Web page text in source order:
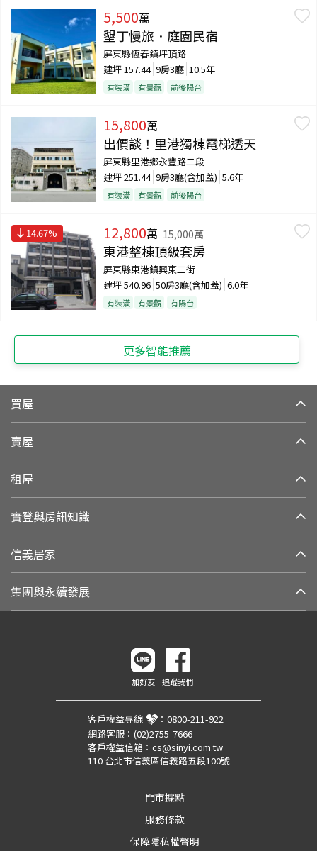
5,500萬
墾丁慢旅．庭園民宿
屏東縣恆春鎮坪頂路
建坪 157.44 9房3廳 10.5年
有裝潢 有景觀 前後陽台
15,800萬
出價談！里港獨棟電梯透天
屏東縣里港鄉永豐路二段
建坪251.44 9房3廳(含加蓋) 5.6年
有裝潢 有景觀 前後陽台
14.67% 12,800萬 15,000萬
東港整棟頂級套房
屏東縣東港鎮興東二街
建坪540.96 50房3廳(含加蓋) 6.0年
有裝潢 有景觀 有陽台
更多智能推薦
買屋
賣屋
租屋
實登與房訊知識
信義居家
集團與永續發展
加好友 追蹤我們
客戶權益專線 ： 0800-211-922
網路客服： (02)2755-7666
客戶權益信箱： cs@sinyi.com.tw
110 台北市信義區信義路五段100號
門市據點
服務條款
保障隱私權聲明